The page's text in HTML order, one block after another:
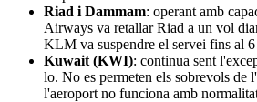
Riad i Dammam: operant amb
Airways va retallar Riad a un vol
KLM va suspendre el servei fins al 6
Kuwait (KWI): continua sent
lo. No es permeten els sobrevols de
l'aeroport no funciona amb